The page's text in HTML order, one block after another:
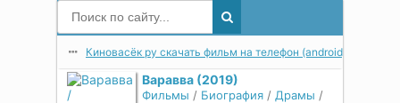
Киновасёк ру скачать фильм на телефон (android) в мп4 в
Варавва (2019)
Фильмы / Биография / Драмы /